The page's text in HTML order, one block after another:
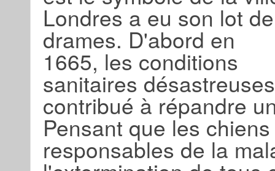
Londres a eu son lot de
drames. D'abord en
1665, les conditions
sanitaires
contribué à répandre
Pensant que les
responsables de la